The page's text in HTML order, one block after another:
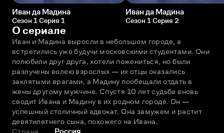
Иван да Мадина
Сезон 1 Серия 1
Иван да Мадина
Сезон 1 Серия 2
О сериале
Иван и Мадина выросли в небольшом городе, а
встретились уже будучи московскими студентами. Они
полюбили друг друга, хотели пожениться, но были
разлучены волею взрослых — их отцы оказались
заклятыми врагами, а Мадину пообещали отдать в
жены другому мужчине. Спустя 10 лет судьба вновь
сводит Ивана и Мадину в их родном городе. Он —
успешный столичный адвокат. Она замужем и растит
девятилетнего сына, похожего на Ивана.